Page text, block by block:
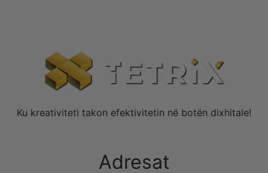
Ku kreativiteti takon efektivitetin në botën dixhitale!
Adresat